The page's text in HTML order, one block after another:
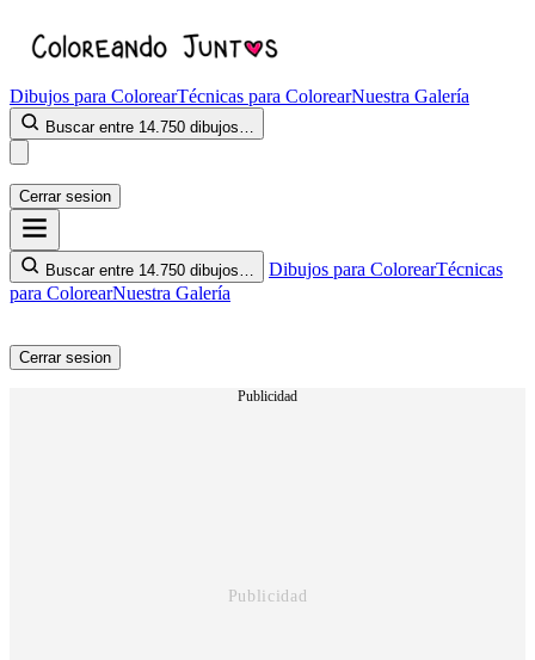
Dibujos para ColorearTécnicas para ColorearNuestra Galería
Buscar entre 14.750 dibujos…
Cerrar sesion
Buscar entre 14.750 dibujos… Dibujos para ColorearTécnicas
para ColorearNuestra Galería
Cerrar sesion
Publicidad